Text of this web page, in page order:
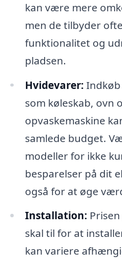
kan være mere
men de tilbyder
funktionalitet og
pladsen.
Hvidevarer:
som køleskab, ovn
opvaskemaskine
samlede budget.
modeller for ikke
besparelser på dit
også for at øge
Installation:
skal til for at
kan variere